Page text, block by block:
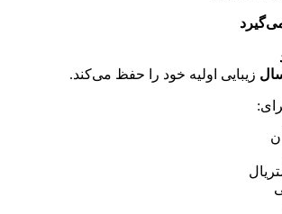
زیبایی اولیه خود را حفظ می‌کند.